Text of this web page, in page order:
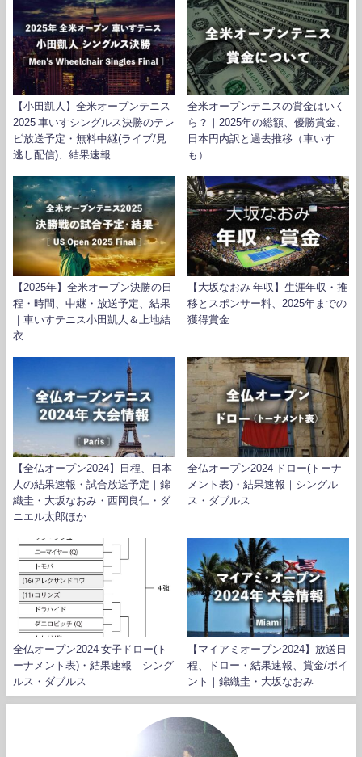
【小田凱人】全米オープンテニス
2025 車いすシングルス決勝のテレ
ビ放送予定・無料中継(ライブ/見
逃し配信)、結果速報
全米オープンテニスの賞金はいく
ら？｜2025年の総額、優勝賞金、
日本円内訳と過去推移（車いす
も）
【2025年】全米オープン決勝の日
程・時間、中継・放送予定、結果
｜車いすテニス小田凱人＆上地結
衣
【大坂なおみ 年収】生涯年収・推
移とスポンサー料、2025年までの
獲得賞金
【全仏オープン2024】日程、日本
人の結果速報・試合放送予定｜錦
織圭・大坂なおみ・西岡良仁・ダ
ニエル太郎ほか
全仏オープン2024 ドロー(トーナ
メント表)・結果速報｜シングル
ス・ダブルス
全仏オープン2024 女子ドロー(ト
ーナメント表)・結果速報｜シング
ルス・ダブルス
【マイアミオープン2024】放送日
程、ドロー・結果速報、賞金/ポイ
ント｜錦織圭・大坂なおみ